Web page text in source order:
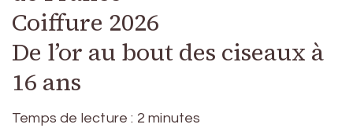
Coiffure 2026
De l’or au bout des ciseaux à
16 ans
Temps de lecture : 2 minutes